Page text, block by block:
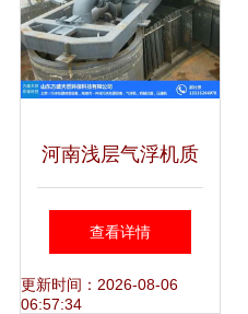
河南浅层气浮机质
量卓越，方盛天然
环保科技引领水处
查看详情
更新时间：2026-08-06
06:57:34